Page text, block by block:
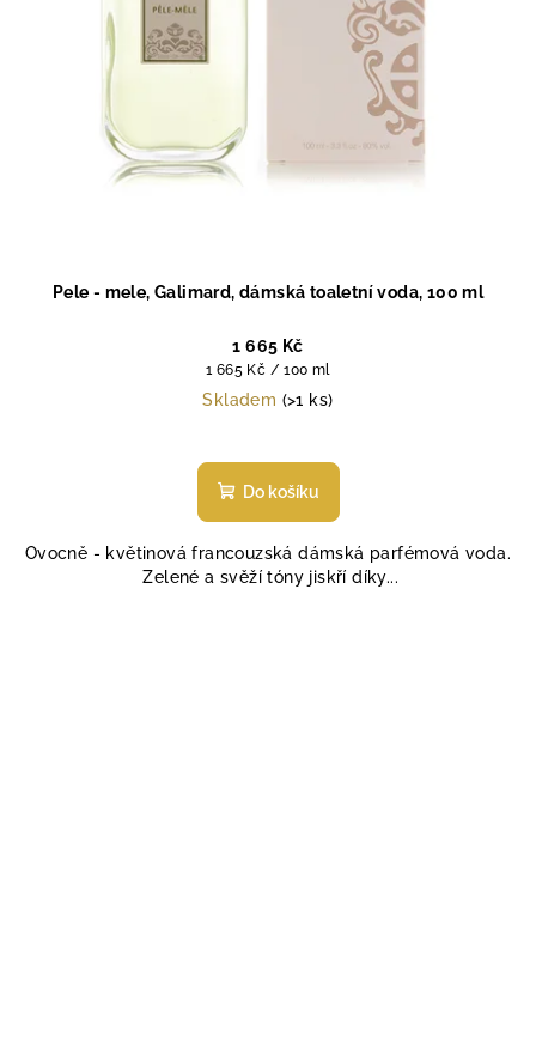
Pele - mele, Galimard, dámská toaletní voda, 100 ml
1 665 Kč
Měrná
cena:
1 665 Kč / 100 ml
Skladem (>1 ks)
Do košíku
Ovocně - květinová francouzská dámská parfémová voda.
Zelené a svěží tóny jiskří díky...